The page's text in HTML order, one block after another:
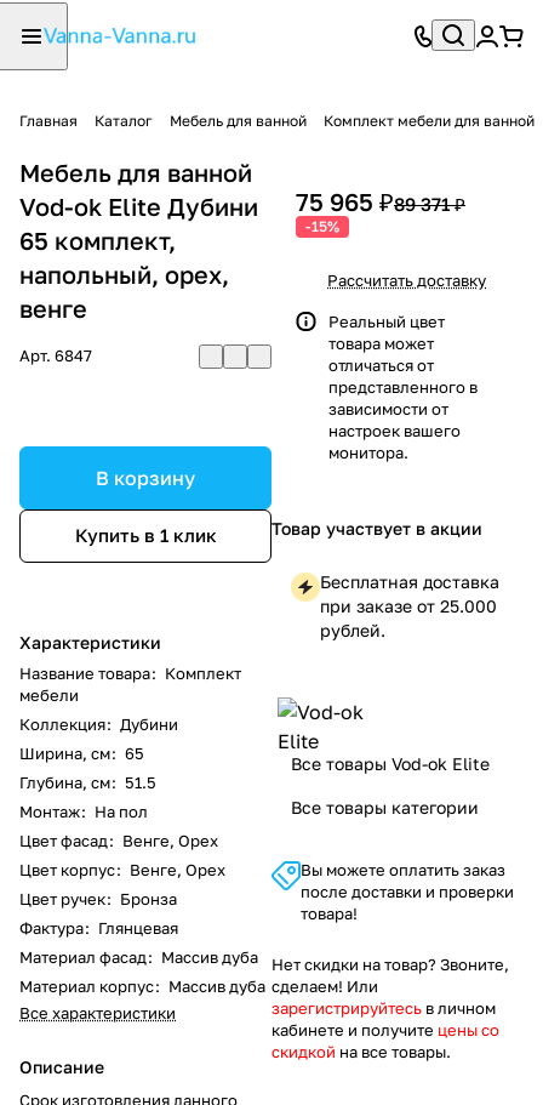
Главная Каталог Мебель для ванной Комплект мебели для ванной
Мебель для ванной
Vod-ok Elite Дубини
65 комплект,
напольный, орех,
венге
Арт. 6847
В корзину
Купить в 1 клик
Характеристики
Название товара: Комплект
мебели
Коллекция: Дубини
Ширина, см: 65
Глубина, см: 51.5
Монтаж: На пол
Цвет фасад: Венге, Орех
Цвет корпус: Венге, Орех
Цвет ручек: Бронза
Фактура: Глянцевая
Материал фасад: Массив дуба
Материал корпус: Массив дуба
Все характеристики
Описание
Срок изготовления данного
75 965 ₽89 371 ₽
-15%
Рассчитать доставку
Реальный цвет
товара может
отличаться от
представленного в
зависимости от
настроек вашего
монитора.
Товар участвует в акции
Бесплатная доставка
при заказе от 25.000
рублей.
Все товары Vod-ok Elite
Все товары категории
Вы можете оплатить заказ
после доставки и проверки
товара!
Нет скидки на товар? Звоните,
сделаем! Или
зарегистрируйтесь в личном
кабинете и получите цены со
скидкой на все товары.